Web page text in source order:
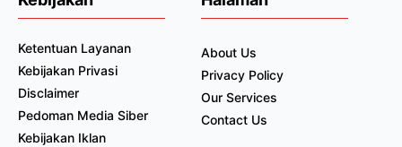
Ketentuan Layanan
Kebijakan Privasi
Disclaimer
Pedoman Media Siber
Kebijakan Iklan
About Us
Privacy Policy
Our Services
Contact Us